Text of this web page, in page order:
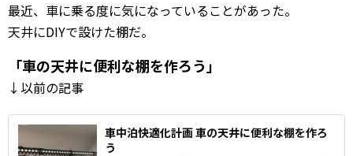
最近、車に乗る度に気になっていることがあった。
天井にDIYで設けた棚だ。
「車の天井に便利な棚を作ろう」
↓以前の記事
車中泊快適化計画 車の天井に便利な棚を作ろ
う